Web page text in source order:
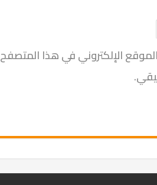
الإلكتروني في هذا المتصفح